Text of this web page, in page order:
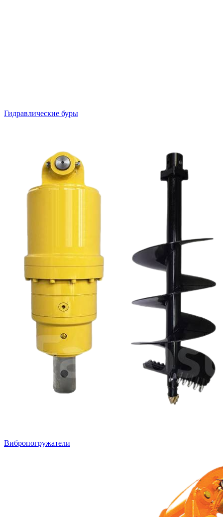
Гидравлические буры
Вибропогружатели